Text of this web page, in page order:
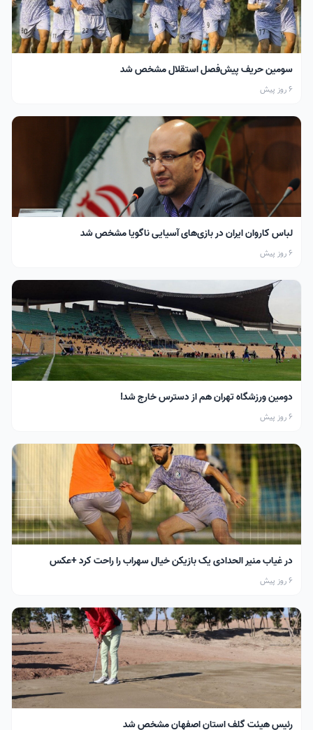
سومین حریف پیش‌فصل استقلال مشخص شد
6 روز پیش
لباس کاروان ایران در بازی‌های آسیایی ناگویا مشخص شد
6 روز پیش
دومین ورزشگاه تهران هم از دسترس خارج شد!
6 روز پیش
در غیاب منیر الحدادی یک بازیکن خیال سهراب را راحت کرد +عکس
6 روز پیش
رئیس هیئت گلف استان اصفهان مشخص شد